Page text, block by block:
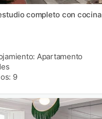
completo con cocina
Apartamento
9